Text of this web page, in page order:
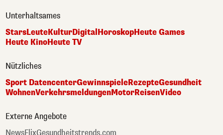
Unterhaltsames
StarsLeuteKulturDigital HoroskopHeute Games
Heute KinoHeute TV
Nützliches
Sport DatencenterGewinnspieleRezepteGesundheit
WohnenVerkehrsmeldungenMotorReisenVideo
Externe Angebote
NewsFlixGesundheitstrends.com